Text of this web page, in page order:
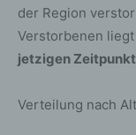
der Region
Verstorbenen
jetzigen
Verteilung nach